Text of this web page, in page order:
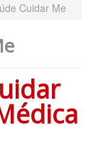
Cuidar Me